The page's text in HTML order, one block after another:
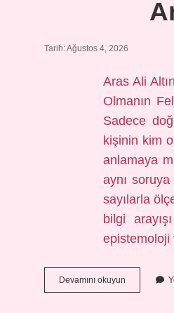
Tarih: Ağustos 4, 2026
Aras Ali
Olmanın
Sadece
kişinin kim
anlamaya
aynı
sayılarla
bilgi
Devamını okuyun
Ali